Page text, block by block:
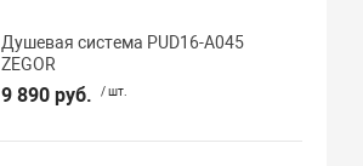
Душевая система PUD16-A045
ZEGOR
9 890 руб. / шт.